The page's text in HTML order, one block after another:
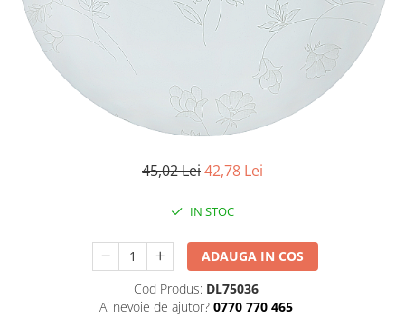
Iluminat arhitectural
Lampadare
Becuri LED Decor
Lampi de birou
Becuri LED cu filament
Corpuri de emergenta
Priza exterior
45,02 Lei42,78 Lei
IN STOC
ADAUGA IN COS
Cod Produs: DL75036
Ai nevoie de ajutor? 0770 770 465